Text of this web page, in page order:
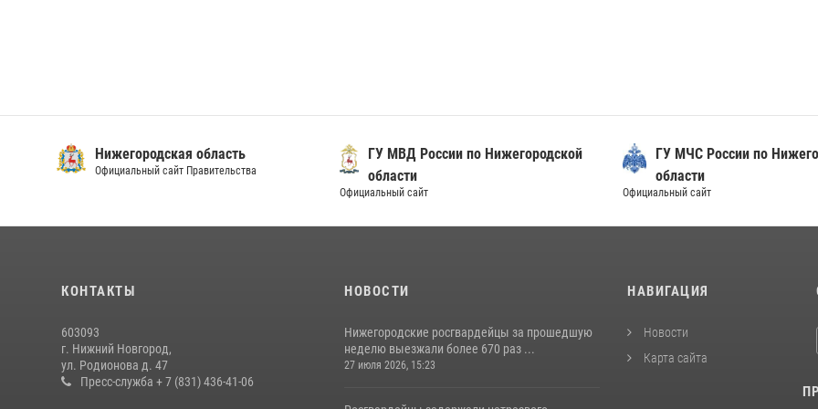
Нижегородская область
Официальный сайт Правительства
ГУ МВД России по Нижегородской
области
Официальный сайт
ГУ МЧС России по
области
Официальный сайт
КОНТАКТЫ
603093
г. Нижний Новгород,
ул. Родионова д. 47
Пресс-служба + 7 (831) 436-41-06
НОВОСТИ
Нижегородские росгвардейцы за прошедшую
неделю выезжали более 670 раз ...
27 июля 2026, 15:23
НАВИГАЦИЯ
Новости
Карта сайта